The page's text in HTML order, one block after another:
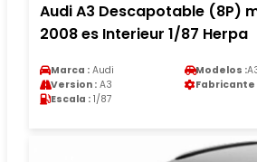
Audi A3 Descapotable (8P)
2008 es Interieur 1/87 Herpa
Marca : Audi Modelos :
Version : A3 Fabricante
Escala : 1/87